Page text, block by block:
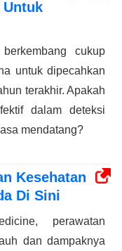
Untuk
cukup
untuk dipecahkan
terakhir. Apakah
dalam deteksi
mendatang?
Kesehatan
Di Sini
perawatan
dan dampaknya